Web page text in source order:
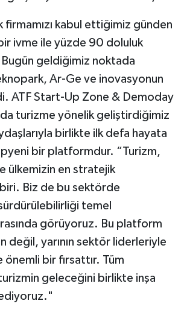
firmamızı kabul ettiğimiz günden
ivme ile yüzde 90 doluluk
Bugün geldiğimiz noktada
Ar-Ge ve inovasyonun
ATF Start-Up Zone & Demoday
turizme yönelik geliştirdiğimiz
birlikte ilk defa hayata
bir platformdur. “Turizm,
ülkemizin en stratejik
Biz de bu sektörde
temel
görüyoruz. Bu platform
değil, yarının sektör liderleriyle
önemli bir fırsattır. Tüm
turizmin geleceğini birlikte inşa